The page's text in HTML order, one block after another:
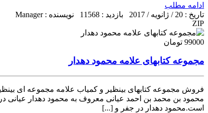
ادامه مطلب
تاریخ : 20 / ژانویه / 2017
بازدید : 11568
نویسنده : Manager
ZIP
99000 تومان
مجموعه کتابهای علامه محمود دهدار
فروش مجموعه کتابهای بینظیر و کمیاب علامه مجموعه ای
محمود بن محمد بن احمد عیانی معروف به محمود دهدار
است.محمود دهدار در جفر و [...]